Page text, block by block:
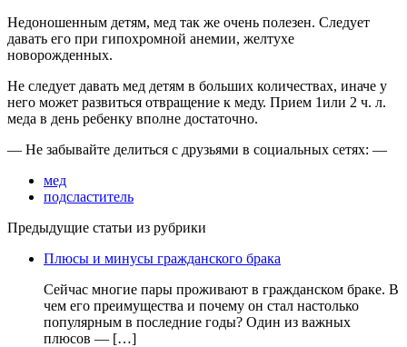
Недоношенным детям, мед так же очень полезен. Следует
давать его при гипохромной анемии, желтухе
новорожденных.
Не следует давать мед детям в больших количествах, иначе у
него может развиться отвращение к меду. Прием 1или 2 ч. л.
меда в день ребенку вполне достаточно.
— Не забывайте делиться с друзьями в социальных сетях: —
мед
подсластитель
Предыдущие статьи из рубрики
Плюсы и минусы гражданского брака
Сейчас многие пары проживают в гражданском браке. В
чем его преимущества и почему он стал настолько
популярным в последние годы? Один из важных
плюсов — […]